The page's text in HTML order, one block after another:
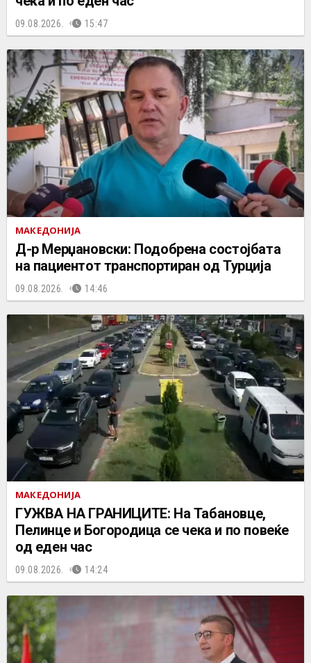
09.08.2026. 15:47
МАКЕДОНИЈА
Д-р Мерџановски: Подобрена состојбата
на пациентот транспортиран од Турција
09.08.2026. 14:46
МАКЕДОНИЈА
ГУЖВА НА ГРАНИЦИТЕ: На Табановце,
Пелинце и Богородица се чека и по повеќе
од еден час
09.08.2026. 14:24